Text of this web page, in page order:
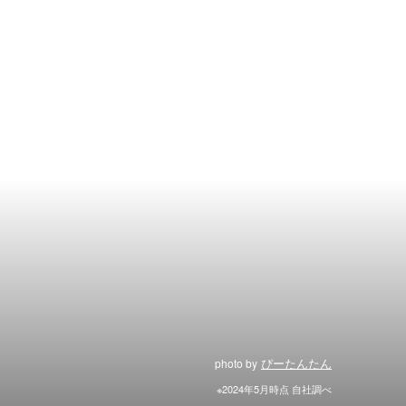
photo by ぴーたんたん
※2024年5月時点 自社調べ